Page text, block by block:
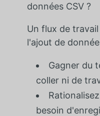
données CSV ?
Un flux de
l'ajout de
Gagner du
coller ni de
besoin